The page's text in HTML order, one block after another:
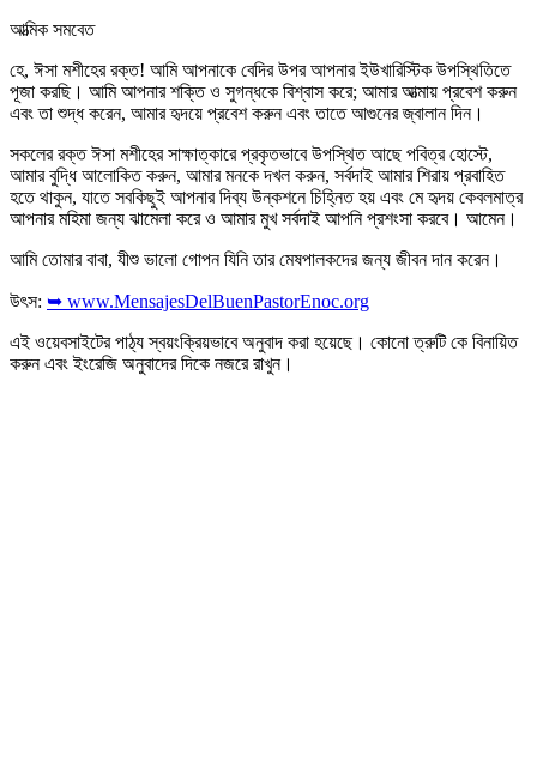
আত্মিক সমবেত
হে, ঈসা মশীহের রক্ত! আমি আপনাকে বেদির উপর আপনার ইউখারিস্টিক উপস্থিতিতে
পূজা করছি। আমি আপনার শক্তি ও সুগন্ধকে বিশ্বাস করে; আমার আত্মায় প্রবেশ করুন
এবং তা শুদ্ধ করেন, আমার হৃদয়ে প্রবেশ করুন এবং তাতে আগুনের জ্বালান দিন।
সকলের রক্ত ঈসা মশীহের সাক্ষাত্কারে প্রকৃতভাবে উপস্থিত আছে পবিত্র হোস্টে,
আমার বুদ্ধি আলোকিত করুন, আমার মনকে দখল করুন, সর্বদাই আমার শিরায় প্রবাহিত
হতে থাকুন, যাতে সবকিছুই আপনার দিব্য উন্কশনে চিহ্নিত হয় এবং মে হৃদয় কেবলমাত্র
আপনার মহিমা জন্য ঝামেলা করে ও আমার মুখ সর্বদাই আপনি প্রশংসা করবে। আমেন।
আমি তোমার বাবা, যীশু ভালো গোপন যিনি তার মেষপালকদের জন্য জীবন দান করেন।
উৎস: ➥ www.MensajesDelBuenPastorEnoc.org
এই ওয়েবসাইটের পাঠ্য স্বয়ংক্রিয়ভাবে অনুবাদ করা হয়েছে। কোনো ত্রুটি কে বিনায়িত
করুন এবং ইংরেজি অনুবাদের দিকে নজরে রাখুন।